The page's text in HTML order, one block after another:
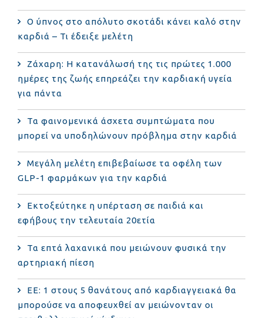
Ο ύπνος στο απόλυτο σκοτάδι κάνει καλό στην
καρδιά – Τι έδειξε μελέτη
Ζάχαρη: Η κατανάλωσή της τις πρώτες 1.000
ημέρες της ζωής επηρεάζει την καρδιακή υγεία
για πάντα
Τα φαινομενικά άσχετα συμπτώματα που
μπορεί να υποδηλώνουν πρόβλημα στην καρδιά
Μεγάλη μελέτη επιβεβαίωσε τα οφέλη των
GLP-1 φαρμάκων για την καρδιά
Εκτοξεύτηκε η υπέρταση σε παιδιά και
εφήβους την τελευταία 20ετία
Τα επτά λαχανικά που μειώνουν φυσικά την
αρτηριακή πίεση
ΕΕ: 1 στους 5 θανάτους από καρδιαγγειακά θα
μπορούσε να αποφευχθεί αν μειώνονταν οι